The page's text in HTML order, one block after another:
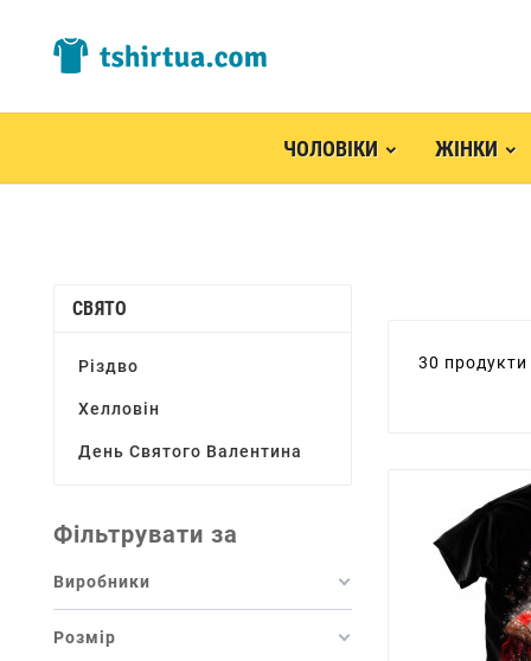
ЧОЛОВІКИ ЖІНКИ
СВЯТО
Різдво
Хелловін
День Святого Валентина
Фільтрувати за
Виробники
Розмір
30 продукти